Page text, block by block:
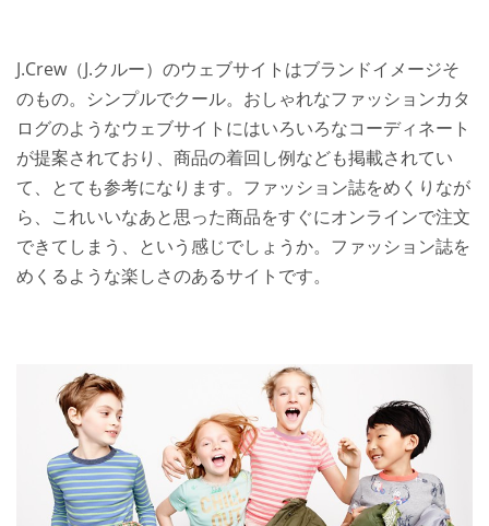
J.Crew（J.クルー）のウェブサイトはブランドイメージそ
のもの。シンプルでクール。おしゃれなファッションカタ
ログのようなウェブサイトにはいろいろなコーディネート
が提案されており、商品の着回し例なども掲載されてい
て、とても参考になります。ファッション誌をめくりなが
ら、これいいなあと思った商品をすぐにオンラインで注文
できてしまう、という感じでしょうか。ファッション誌を
めくるような楽しさのあるサイトです。